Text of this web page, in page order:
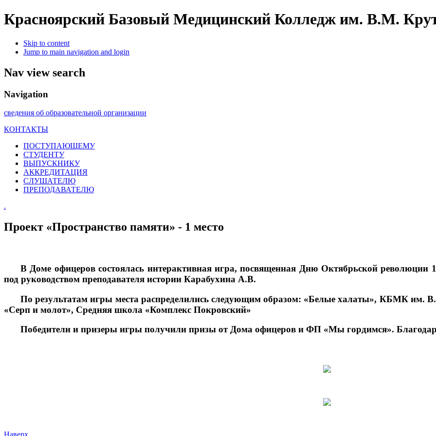
Красноярский Базовый Медицинский Колледж им. В.М.
Skip to content
Jump to main navigation and login
Nav view search
Navigation
сведения об образовательной организации
КОНТАКТЫ
ПОСТУПАЮЩЕМУ
СТУДЕНТУ
ВЫПУСКНИКУ
АККРЕДИТАЦИЯ
СЛУШАТЕЛЮ
ПРЕПОДАВАТЕЛЮ
.
Проект «Пространство памяти» - 1 место
В Доме офицеров состоялась интерактивная игра, посвященная Дню Октябрьской революции
под руководством преподавателя истории Карабухина А.В.
По результатам игры места распределились следующим образом: «Белые халаты», КБМК им.
«Серп и молот», Средняя школа «Комплекс Покровский»
Победители и призеры игры получили призы от Дома офицеров и ФП «Мы гордимся».